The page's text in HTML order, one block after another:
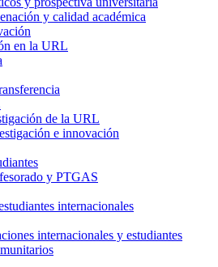
y calidad académica
en la URL
de la URL
e innovación
y PTGAS
internacionales
internacionales y estudiantes